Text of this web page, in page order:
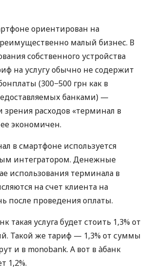
ориентирован на
малый бизнес. В
собственного устройства
на услугу обычно не содержит
(300−500 грн как в
банками) —
зрения расходов «терминал в
экономичен.
в смартфоне используется
интегратором. Денежные
использования терминала в
на счет клиента на
после проведения оплаты.
такая услуга будет стоить 1,3% от
Такой же тариф — 1,3% от суммы
и в monobank. А вот в àбанк
1,2%.